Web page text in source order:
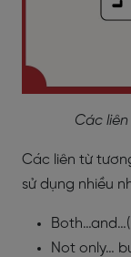
Các
Các liên từ
sử dụng nhiều
Not only…